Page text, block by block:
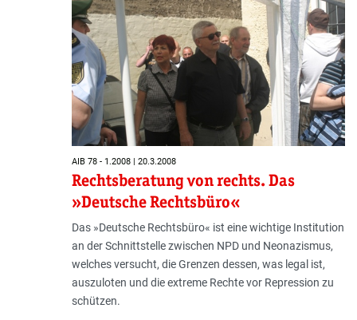
AIB 78 - 1.2008 | 20.3.2008
Rechtsberatung von rechts. Das
»Deutsche Rechtsbüro«
Das »Deutsche Rechtsbüro« ist eine wichtige Institution
an der Schnittstelle zwischen NPD und Neonazismus,
welches versucht, die Grenzen dessen, was legal ist,
auszuloten und die extreme Rechte vor Repression zu
schützen.